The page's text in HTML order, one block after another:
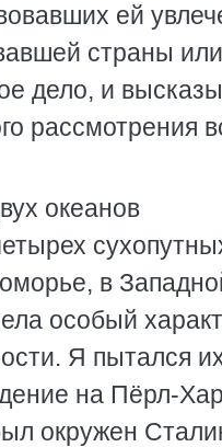
ей
страны или
дело, и
рассмотрения
океанов
в
особый
Я пытался
на Пёрл-
окружен